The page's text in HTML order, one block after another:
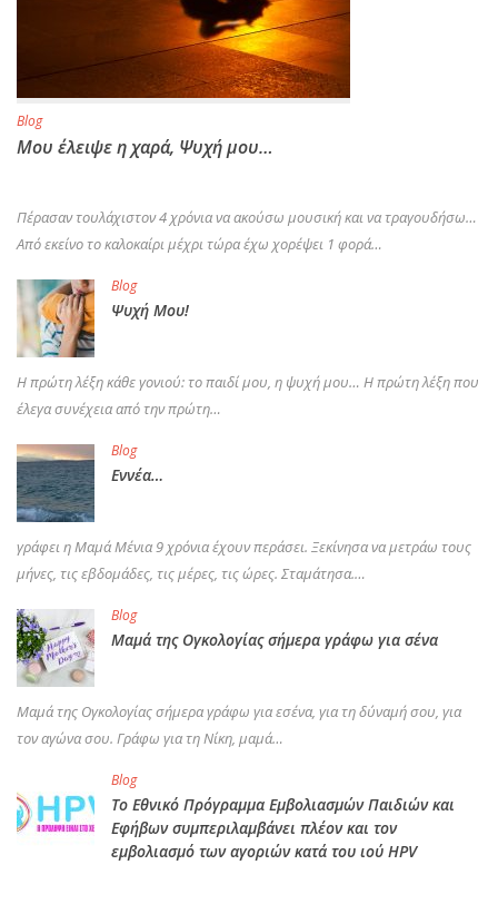
Blog
Μου έλειψε η χαρά, Ψυχή μου…
Πέρασαν τουλάχιστον 4 χρόνια να ακούσω μουσική και να τραγουδήσω…
Από εκείνο το καλοκαίρι μέχρι τώρα έχω χορέψει 1 φορά…
Blog
Ψυχή Μου!
Η πρώτη λέξη κάθε γονιού: το παιδί μου, η ψυχή μου… Η πρώτη λέξη που
έλεγα συνέχεια από την πρώτη…
Blog
Εννέα…
γράφει η Μαμά Μένια 9 χρόνια έχουν περάσει. Ξεκίνησα να μετράω τους
μήνες, τις εβδομάδες, τις μέρες, τις ώρες. Σταμάτησα.…
Blog
Μαμά της Ογκολογίας σήμερα γράφω για σένα
Μαμά της Ογκολογίας σήμερα γράφω για εσένα, για τη δύναμή σου, για
τον αγώνα σου. Γράφω για τη Νίκη, μαμά…
Blog
Το Εθνικό Πρόγραμμα Εμβολιασμών Παιδιών και
Εφήβων συμπεριλαμβάνει πλέον και τον
εμβολιασμό των αγοριών κατά του ιού HPV